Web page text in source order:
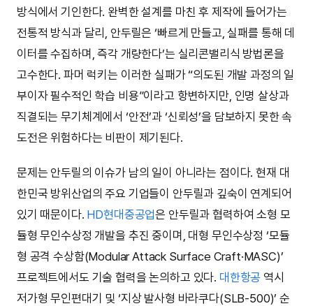
방식에서 기인한다. 완벽한 설계를 마친 후 제작에 들어가는
전통적 방식과 달리, 안두릴은 ‘빠르게 만들고, 실패를 통해 데
이터를 수집하며, 즉각 개량한다’는 실리콘밸리식 방법론을
고수한다. 파머 럭키는 이러한 실패가 “의도된 개발 과정의 일
부이자 필수적인 학습 비용”이라고 항변하지만, 인명 살상과
직결되는 무기체계에서 ‘안전’과 ‘신뢰성’을 담보하지 못한 속
도전은 위험하다는 비판이 제기된다.
문제는 안두릴의 이슈가 남의 일이 아니라는 점이다. 현재 대
한민국 방위산업의 주요 기업들이 안두릴과 깊숙이 연계되어
있기 때문이다. HD현대중공업은 안두릴과 협력하여 소형 모
듈형 무인수상정 개발을 추진 중이며, 대형 무인수상정 ‘모듈
형 공격 수상함(Modular Attack Surface Craft·MASC)’
프로젝트에서도 기술 협력을 논의하고 있다. 대한항공 역시
저가형 무인편대기 및 ‘지상 발사형 바라쿠다(SLB-500)’ 순